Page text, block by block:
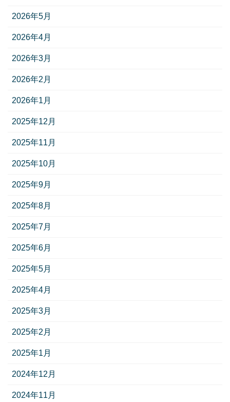
2026年5月
2026年4月
2026年3月
2026年2月
2026年1月
2025年12月
2025年11月
2025年10月
2025年9月
2025年8月
2025年7月
2025年6月
2025年5月
2025年4月
2025年3月
2025年2月
2025年1月
2024年12月
2024年11月